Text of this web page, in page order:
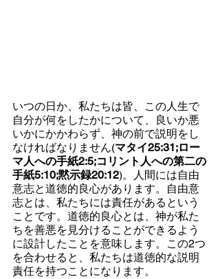
いつの日か、私たちは皆、この人生で
自分が何をしたかについて、良いか悪
いかにかかわらず、神の前で説明をし
なければなりません(マタイ25:31;ロー
マ人への手紙2:5;コリント人への第二の
手紙5:10;黙示録20:12)。人間には自由
意志と道徳的良心があります。自由意
志とは、私たちには責任があるという
ことです。道徳的良心とは、神が私た
ちを善悪を見分けることができるよう
に設計したことを意味します。この2つ
を合わせると、私たちは道徳的な説明
責任を持つことになります。